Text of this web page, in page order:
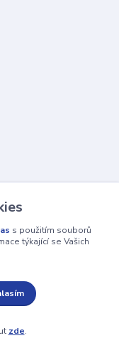
s použitím souborů
týkající se Vašich
zde.